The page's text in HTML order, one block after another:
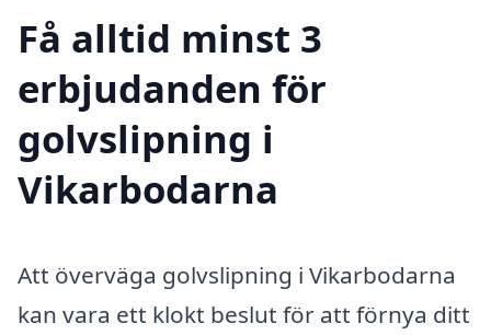
Få alltid minst 3
erbjudanden för
golvslipning i
Vikarbodarna
Att överväga golvslipning i Vikarbodarna
kan vara ett klokt beslut för att förnya ditt